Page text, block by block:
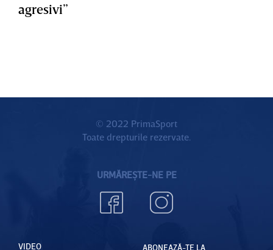
agresivi”
© 2022 PrimaSport
Toate drepturile rezervate.
URMĂREȘTE-NE PE
VIDEO
ABONEAZĂ-TE LA